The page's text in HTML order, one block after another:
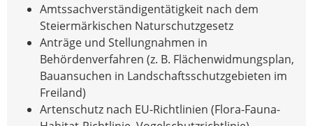
Amtssachverständigentätigkeit nach dem
Steiermärkischen Naturschutzgesetz
Anträge und Stellungnahmen in
Behördenverfahren (z. B. Flächenwidmungsplan,
Bauansuchen in Landschaftsschutzgebieten im
Freiland)
Artenschutz nach EU-Richtlinien (Flora-Fauna-